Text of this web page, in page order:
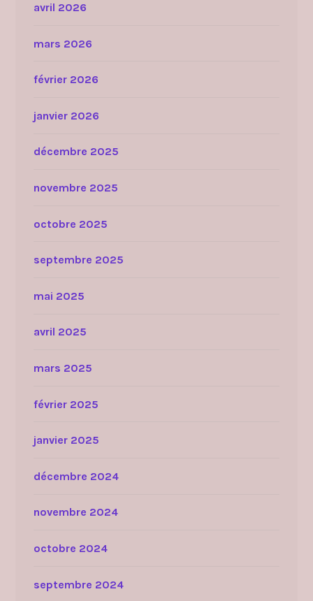
avril 2026
mars 2026
février 2026
janvier 2026
décembre 2025
novembre 2025
octobre 2025
septembre 2025
mai 2025
avril 2025
mars 2025
février 2025
janvier 2025
décembre 2024
novembre 2024
octobre 2024
septembre 2024